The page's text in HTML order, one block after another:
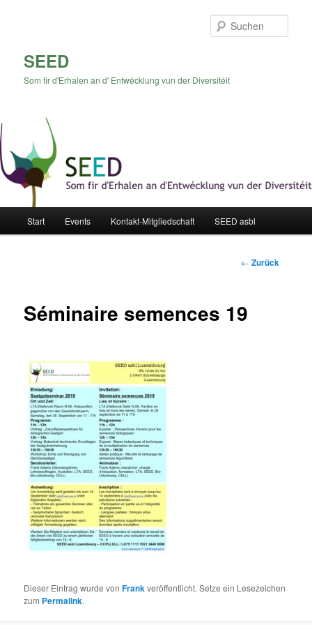
SEED
Som fir d'Erhalen an d' Entwécklung vun der Diversitéit
Start Events Kontakt-Mitgliedschaft SEED asbl
Beitrags-
← Zurück
Séminaire semences 19
Dieser Eintrag wurde vonFrankveröffentlicht. Setze ein Lesezeichen
zum Permalink.